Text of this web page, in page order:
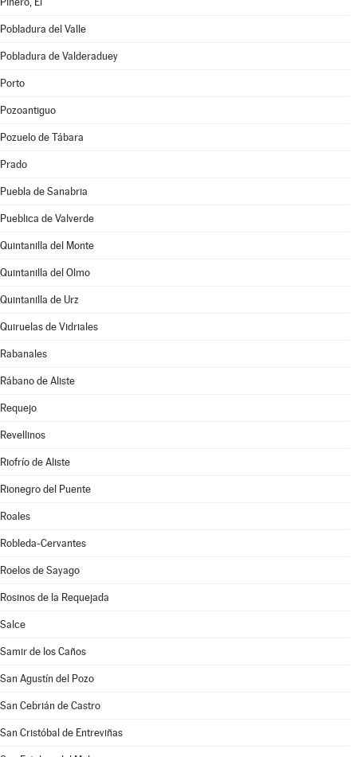
Pobladura del Valle
Pobladura de Valderaduey
Porto
Pozoantiguo
Pozuelo de Tábara
Prado
Puebla de Sanabria
Pueblica de Valverde
Quintanilla del Monte
Quintanilla del Olmo
Quintanilla de Urz
Quiruelas de Vidriales
Rabanales
Rábano de Aliste
Requejo
Revellinos
Riofrío de Aliste
Rionegro del Puente
Roales
Robleda-Cervantes
Roelos de Sayago
Rosinos de la Requejada
Salce
Samir de los Caños
San Agustín del Pozo
San Cebrián de Castro
San Cristóbal de Entreviñas